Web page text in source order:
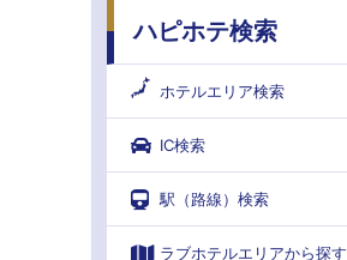
ハピホテ検索
ホテルエリア検索
IC検索
駅（路線）検索
ラブホテルエリアから探す